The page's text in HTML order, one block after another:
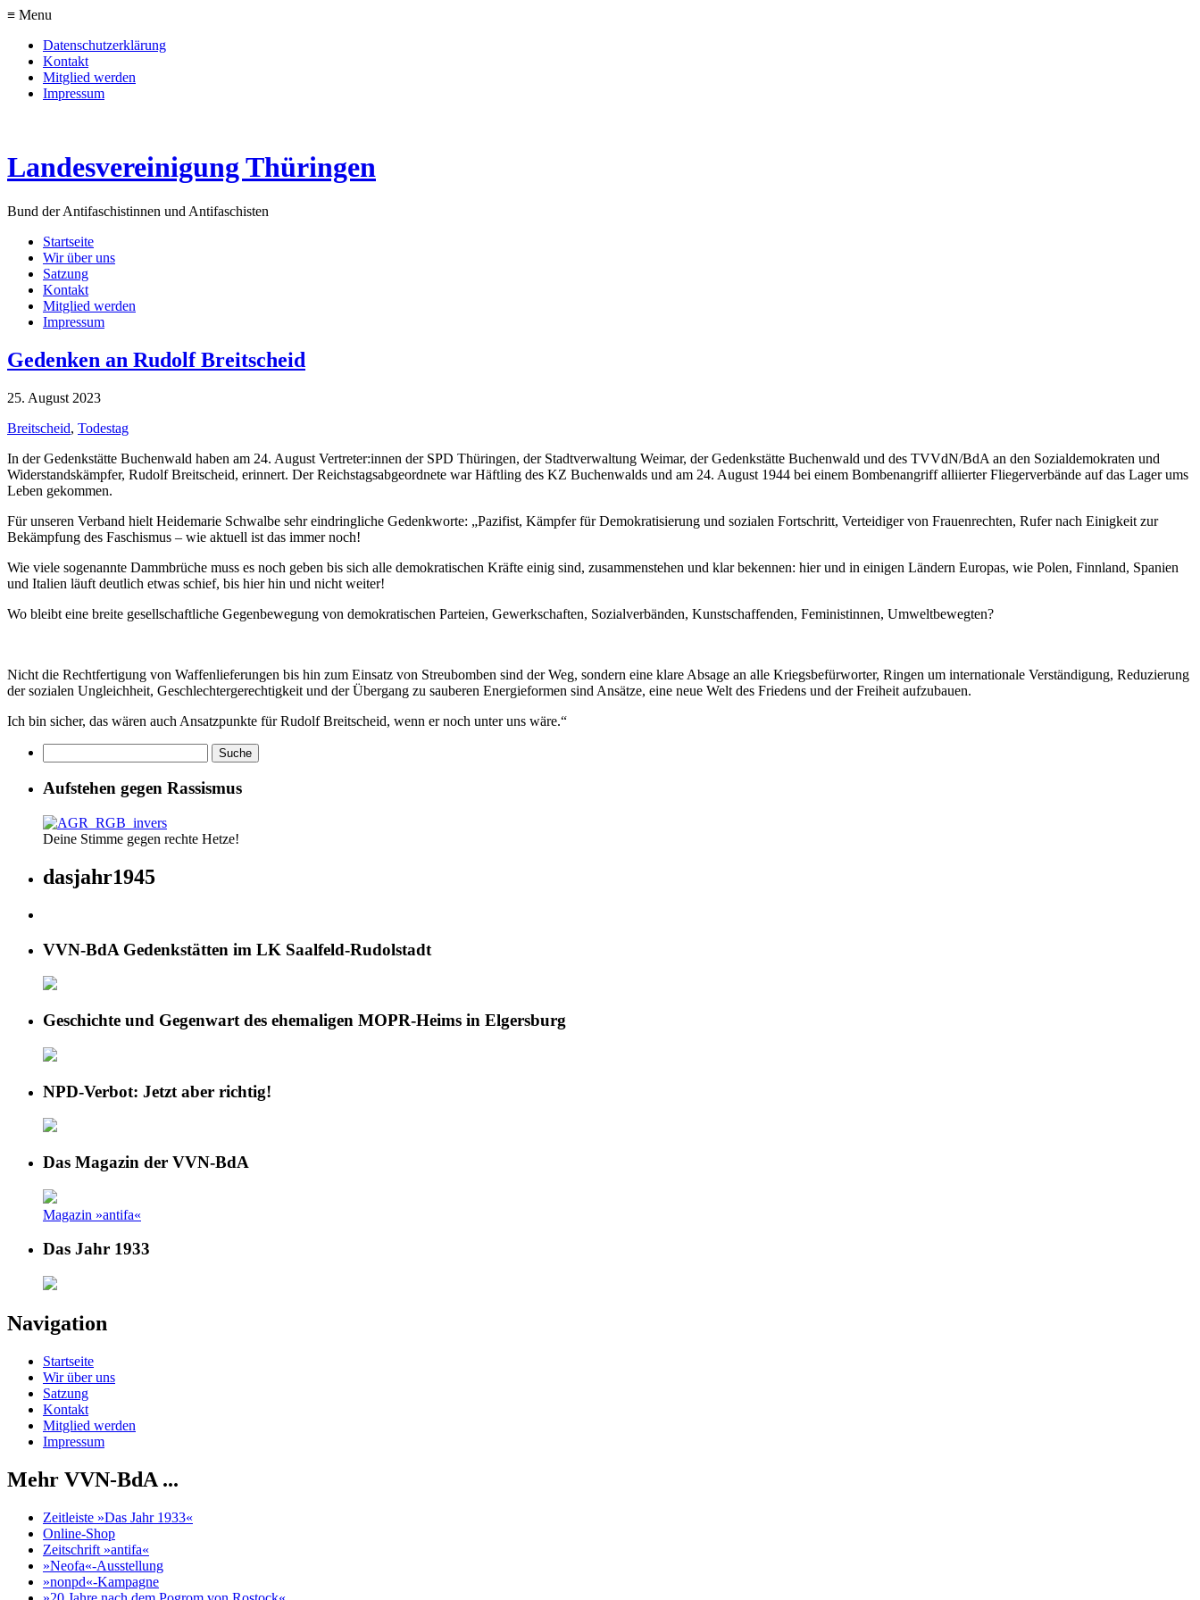
≡ Menu
Datenschutzerklärung
Kontakt
Mitglied werden
Impressum
Landesvereinigung Thüringen
Bund der Antifaschistinnen und Antifaschisten
Startseite
Wir über uns
Satzung
Kontakt
Mitglied werden
Impressum
Gedenken an Rudolf Breitscheid
25. August 2023
Breitscheid, Todestag
In der Gedenkstätte Buchenwald haben am 24. August Vertreter:innen der SPD Thüringen, der Stadtverwaltung Weimar, der Gedenkstätte Buchenwald und des TVVdN/BdA an den Sozialdemokraten und
Widerstandskämpfer, Rudolf Breitscheid, erinnert. Der Reichstagsabgeordnete war Häftling des KZ Buchenwalds und am 24. August 1944 bei einem Bombenangriff alliierter Fliegerverbände auf das Lager ums
Leben gekommen.
Für unseren Verband hielt Heidemarie Schwalbe sehr eindringliche Gedenkworte: „Pazifist, Kämpfer für Demokratisierung und sozialen Fortschritt, Verteidiger von Frauenrechten, Rufer nach Einigkeit zur
Bekämpfung des Faschismus – wie aktuell ist das immer noch!
Wie viele sogenannte Dammbrüche muss es noch geben bis sich alle demokratischen Kräfte einig sind, zusammenstehen und klar bekennen: hier und in einigen Ländern Europas, wie Polen, Finnland, Spanien
und Italien läuft deutlich etwas schief, bis hier hin und nicht weiter!
Wo bleibt eine breite gesellschaftliche Gegenbewegung von demokratischen Parteien, Gewerkschaften, Sozialverbänden, Kunstschaffenden, Feministinnen, Umweltbewegten?
Nicht die Rechtfertigung von Waffenlieferungen bis hin zum Einsatz von Streubomben sind der Weg, sondern eine klare Absage an alle Kriegsbefürworter, Ringen um internationale Verständigung, Reduzierung
der sozialen Ungleichheit, Geschlechtergerechtigkeit und der Übergang zu sauberen Energieformen sind Ansätze, eine neue Welt des Friedens und der Freiheit aufzubauen.
Ich bin sicher, das wären auch Ansatzpunkte für Rudolf Breitscheid, wenn er noch unter uns wäre.“
Aufstehen gegen Rassismus
Deine Stimme gegen rechte Hetze!
dasjahr1945
VVN-BdA Gedenkstätten im LK Saalfeld-Rudolstadt
Geschichte und Gegenwart des ehemaligen MOPR-Heims in Elgersburg
NPD-Verbot: Jetzt aber richtig!
Das Magazin der VVN-BdA
Magazin »antifa«
Das Jahr 1933
Navigation
Startseite
Wir über uns
Satzung
Kontakt
Mitglied werden
Impressum
Mehr VVN-BdA ...
Zeitleiste »Das Jahr 1933«
Online-Shop
Zeitschrift »antifa«
»Neofa«-Ausstellung
»nonpd«-Kampagne